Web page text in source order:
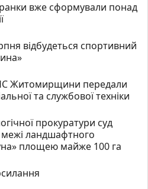
вже сформували понад
відбудеться спортивний
Житомирщини передали
та службової техніки
прокуратури суд
межі ландшафтного
площею майже 100 га